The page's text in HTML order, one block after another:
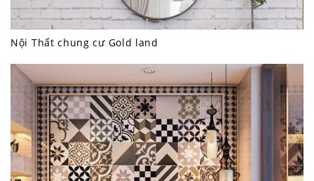
Nội Thất chung cư Gold land